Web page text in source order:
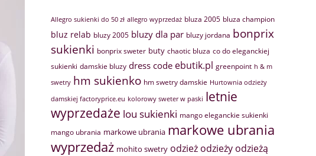
Allegro sukienki do 50 zł allegro wyprzedaż bluza 2005 bluza champion
bluz relab bluzy 2005 bluzy dla par bluzy jordana bonprix
sukienki bonprix sweter buty chaotic bluza co do eleganckiej
sukienki damskie bluzy dress code ebutik.pl greenpoint h & m
swetry hm sukienko hm swetry damskie Hurtownia odzieży
damskiej factoryprice.eu kolorowy sweter w paski letnie
wyprzedaże lou sukienki mango eleganckie sukienki
mango ubrania markowe ubrania markowe ubrania
wyprzedaż mohito swetry odzież odzieży odzieżą